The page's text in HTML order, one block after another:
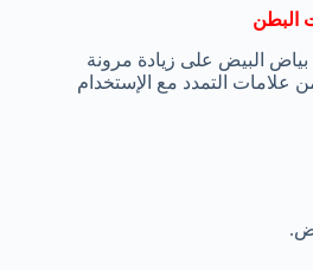
البيض على زيادة مرونة
علامات التمدد مع الإستخدام